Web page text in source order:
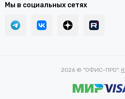
Мы в социальных сетях
2026 © "ОФИС-ПРО".